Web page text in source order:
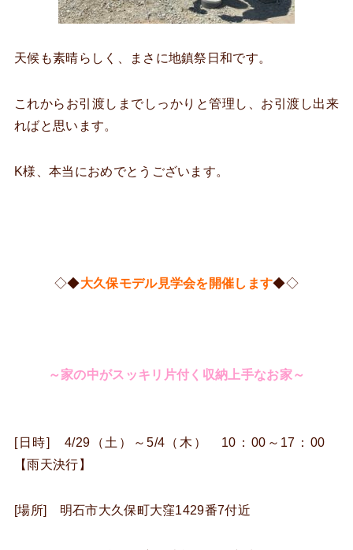
天候も素晴らしく、まさに地鎮祭日和です。
これからお引渡しまでしっかりと管理し、お引渡し出来
ればと思います。
K様、本当におめでとうございます。
◇◆大久保モデル見学会を開催します◆◇
～家の中がスッキリ片付く収納上手なお家～
[日時] 4/29（土）～5/4（木） 10：00～17：00
【雨天決行】
[場所] 明石市大久保町大窪1429番7付近